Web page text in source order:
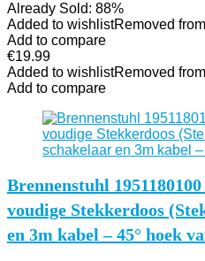
Already Sold: 88%
Added to wishlistRemoved
Add to compare
€19.99
Added to wishlistRemoved
Add to compare
Brennenstuhl
voudige Stekkerdoos
en 3m kabel – 45° hoek